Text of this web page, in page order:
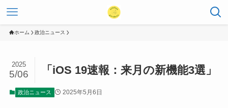
ホーム 政治ニュース
「iOS 19速報：来月の新機能3選」
2025
5/06
政治ニュース 2025年5月6日